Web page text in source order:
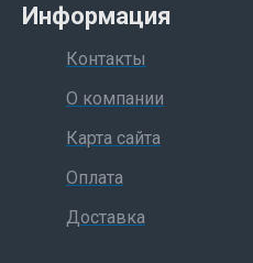
Информация
Контакты
О компании
Карта сайта
Оплата
Доставка